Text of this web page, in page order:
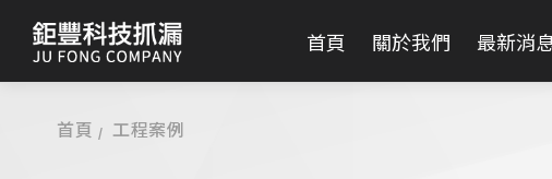
首頁 關於我們 最新消
首頁 工程案例